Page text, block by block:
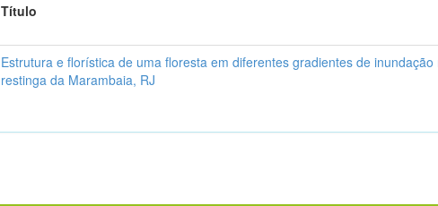
Título
Estrutura e florística de uma floresta em diferentes gradientes de inundação
restinga da Marambaia, RJ